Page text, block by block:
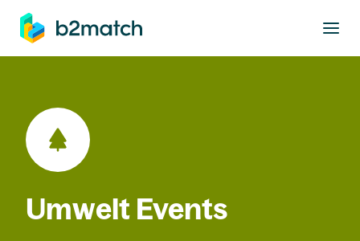
springen
Umwelt Events